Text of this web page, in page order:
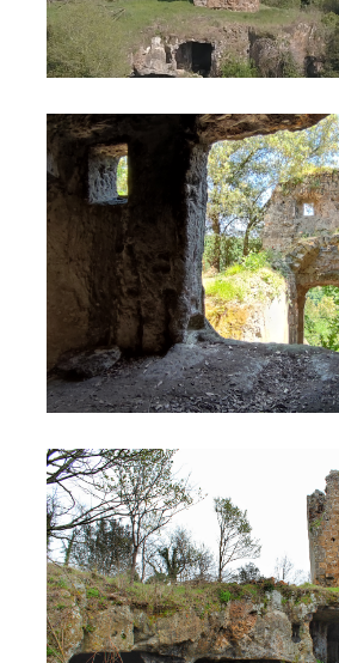
Ipogei Fogliano
Fogliano